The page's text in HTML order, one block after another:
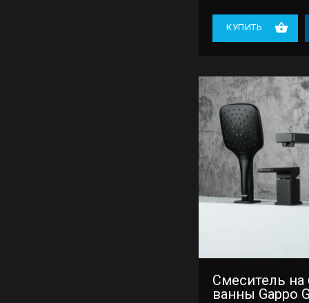
КУПИТЬ
Смеситель на
ванны Gappo